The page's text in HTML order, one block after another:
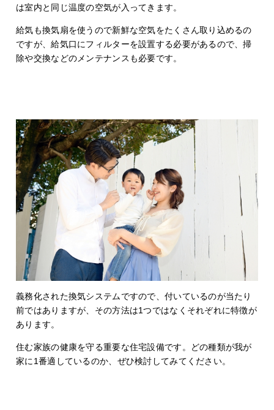
は室内と同じ温度の空気が入ってきます。
給気も換気扇を使うので新鮮な空気をたくさん取り込めるの
ですが、給気口にフィルターを設置する必要があるので、掃
除や交換などのメンテナンスも必要です。
義務化された換気システムですので、付いているのが当たり
前ではありますが、その方法は1つではなくそれぞれに特徴が
あります。
住む家族の健康を守る重要な住宅設備です。どの種類が我が
家に1番適しているのか、ぜひ検討してみてください。